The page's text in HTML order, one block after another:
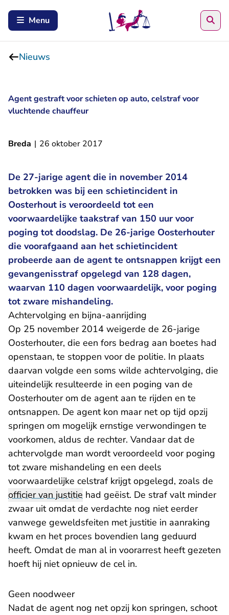
Menu
Nieuws
Agent gestraft voor schieten op auto, celstraf voor
vluchtende chauffeur
Breda | 26 oktober 2017
De 27-jarige agent die in november 2014
betrokken was bij een schietincident in
Oosterhout is veroordeeld tot een
voorwaardelijke taakstraf van 150 uur voor
poging tot doodslag. De 26-jarige Oosterhouter
die voorafgaand aan het schietincident
probeerde aan de agent te ontsnappen krijgt een
gevangenisstraf opgelegd van 128 dagen,
waarvan 110 dagen voorwaardelijk, voor poging
tot zware mishandeling.
Achtervolging en bijna-aanrijding
Op 25 november 2014 weigerde de 26-jarige
Oosterhouter, die een fors bedrag aan boetes had
openstaan, te stoppen voor de politie. In plaats
daarvan volgde een soms wilde achtervolging, die
uiteindelijk resulteerde in een poging van de
Oosterhouter om de agent aan te rijden en te
ontsnappen. De agent kon maar net op tijd opzij
springen om mogelijk ernstige verwondingen te
voorkomen, aldus de rechter. Vandaar dat de
achtervolgde man wordt veroordeeld voor poging
tot zware mishandeling en een deels
voorwaardelijke celstraf krijgt opgelegd, zoals de
officier van justitie had geëist. De straf valt minder
zwaar uit omdat de verdachte nog niet eerder
vanwege geweldsfeiten met justitie in aanraking
kwam en het proces bovendien lang geduurd
heeft. Omdat de man al in voorarrest heeft gezeten
hoeft hij niet opnieuw de cel in.
Geen noodweer
Nadat de agent nog net opzij kon springen, schoot